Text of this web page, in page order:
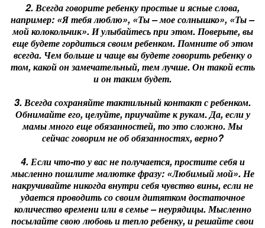
2. Всегда говорите ребенку простые и ясные слова,
например: «Я тебя люблю», «Ты – мое солнышко», «Ты –
мой колокольчик». И улыбайтесь при этом. Поверьте, вы
еще будете гордиться своим ребенком. Помните об этом
всегда. Чем больше и чаще вы будете говорить ребенку о
том, какой он замечательный, тем лучше. Он такой есть
и он таким будет.
3. Всегда сохраняйте тактильный контакт с ребенком.
Обнимайте его, целуйте, приучайте к рукам. Да, если у
мамы много еще обязанностей, то это сложно. Мы
сейчас говорим не об обязанностях, верно?
4. Если что-то у вас не получается, простите себя и
мысленно пошлите малютке фразу: «Любимый мой». Не
накручивайте никогда внутри себя чувство вины, если не
удается проводить со своим дитятком достаточное
количество времени или в семье – неурядицы. Мысленно
посылайте свою любовь и тепло ребенку, и решайте свои